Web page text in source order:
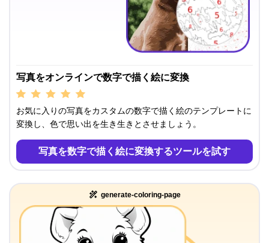
写真をオンラインで数字で描く絵に変換
お気に入りの写真をカスタムの数字で描く絵のテンプレートに
変換し、色で思い出を生き生きとさせましょう。
写真を数字で描く絵に変換するツールを試す
generate-coloring-page